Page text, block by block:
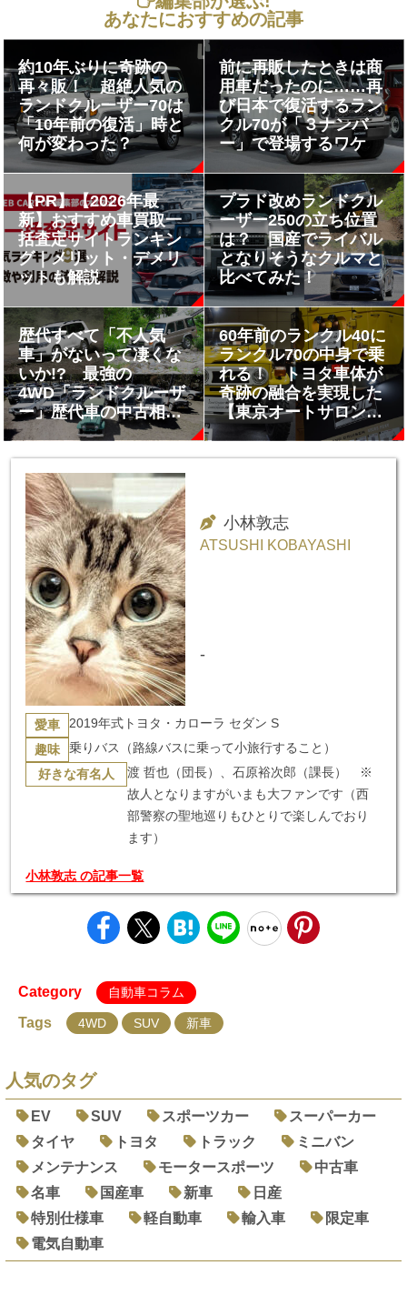
あなたにおすすめの記事
約10年ぶりに奇跡の
再々販！ 超絶人気の
ランドクルーザー70は
「10年前の復活」時と
何が変わった？
前に再販したときは商
用車だったのに……再
び日本で復活するラン
クル70が「３ナンバ
ー」で登場するワケ
【PR】【2026年最
新】おすすめ車買取一
括査定サイトランキン
グ｜メリット・デメリ
ットも解説
プラド改めランドクル
ーザー250の立ち位置
は？ 国産でライバル
となりそうなクルマと
比べてみた！
歴代すべて「不人気
車」がないって凄くな
いか!? 最強の
4WD「ランドクルーザ
ー」歴代車の中古相場
を確認してみた
60年前のランクル40に
ランクル70の中身で乗
れる！ トヨタ車体が
奇跡の融合を実現した
【東京オートサロン
2023】
小林敦志
ATSUSHI KOBAYASHI
-
愛車 2019年式トヨタ・カローラ セダン S
趣味 乗りバス（路線バスに乗って小旅行すること）
好きな有名人
渡 哲也（団長）、石原裕次郎（課長） ※
故人となりますがいまも大ファンです（西
部警察の聖地巡りもひとりで楽しんでおり
ます）
小林敦志 の記事一覧
Category 自動車コラム
Tags 4WD SUV 新車
人気のタグ
EV SUV スポーツカー
スーパーカー
タイヤ
トヨタ トラック
ミニバン
メンテナンス
モータースポーツ
中古車
名車
国産車 新車
日産
特別仕様車
軽自動車 輸入車
限定車
電気自動車